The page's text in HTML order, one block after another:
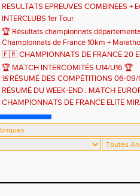
RESULTATS EPREUVES COMBINEES +
INTERCLUBS 1er Tour
🏆 Résultats championnats
Championnats de France 10km +
🇫🇷 CHAMPIONNATS DE FRANCE 20
CRITERIUMS NATIONAUX DES JEUNES
🏆 MATCH INTERCOMITÉS U14/U16 🏆
🚨RÉSUMÉ DES COMPÉTITIONS 06-
RÉSUMÉ DU WEEK-END : MATCH
CHAMPIONNATS DE FRANCE CROSS
CHAMPIONNATS DE FRANCE ELITE